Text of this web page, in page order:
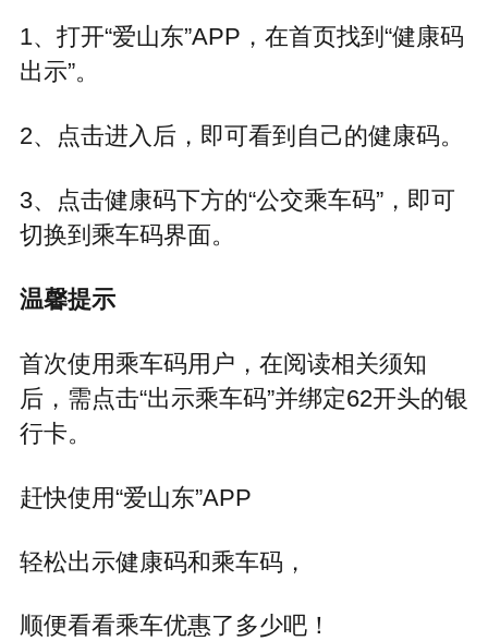
1、打开“爱山东”APP，在首页找到“健康码
出示”。
2、点击进入后，即可看到自己的健康码。
3、点击健康码下方的“公交乘车码”，即可
切换到乘车码界面。
温馨提示
首次使用乘车码用户，在阅读相关须知
后，需点击“出示乘车码”并绑定62开头的银
行卡。
赶快使用“爱山东”APP
轻松出示健康码和乘车码，
顺便看看乘车优惠了多少吧！